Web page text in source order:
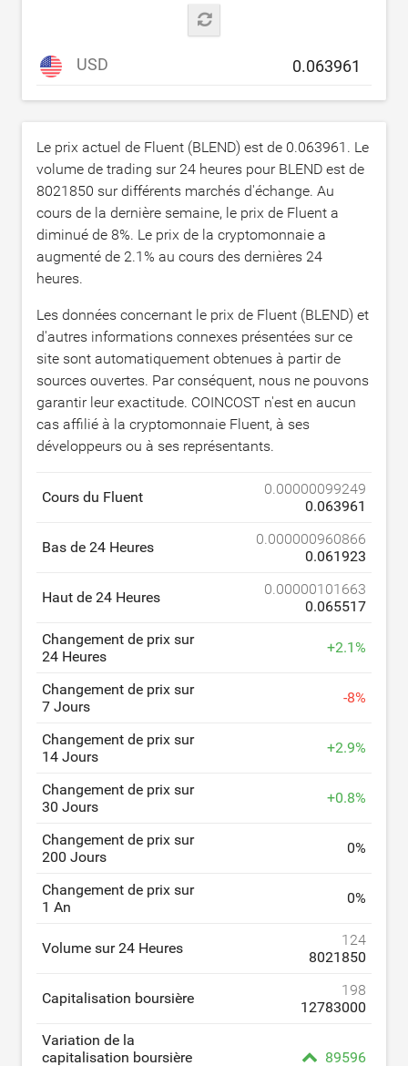
USD
Le prix actuel de Fluent (BLEND) est de 0.063961 . Le
volume de trading sur 24 heures pour BLEND est de
8021850 sur différents marchés d'échange. Au
cours de la dernière semaine, le prix de Fluent a
diminué de 8%. Le prix de la cryptomonnaie a
augmenté de 2.1% au cours des dernières 24
heures.
Les données concernant le prix de Fluent (BLEND) et
d'autres informations connexes présentées sur ce
site sont automatiquement obtenues à partir de
sources ouvertes. Par conséquent, nous ne pouvons
garantir leur exactitude. COINCOST n'est en aucun
cas affilié à la cryptomonnaie Fluent, à ses
développeurs ou à ses représentants.
Cours du Fluent
0.00000099249
0.063961
Bas de 24 Heures
0.000000960866
0.061923
Haut de 24 Heures
0.00000101663
0.065517
Changement de prix sur
24 Heures
+2.1%
Changement de prix sur
7 Jours
-8%
Changement de prix sur
14 Jours
+2.9%
Changement de prix sur
30 Jours
+0.8%
Changement de prix sur
200 Jours
0%
Changement de prix sur
1 An
0%
Volume sur 24 Heures
124
8021850
Capitalisation boursière
198
12783000
Variation de la
capitalisation boursière
89596